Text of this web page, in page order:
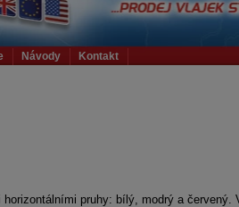
Návody Kontakt
pruhy: bílý, modrý a červený.